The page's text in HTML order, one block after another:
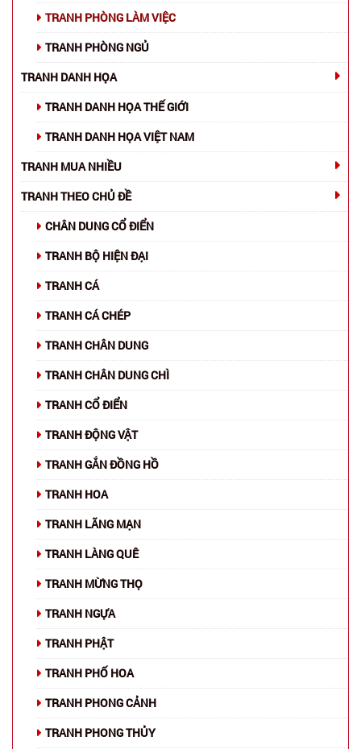
TRANH PHÒNG LÀM VIỆC
TRANH PHÒNG NGỦ
TRANH DANH HỌA
TRANH DANH HỌA THẾ GIỚI
TRANH DANH HỌA VIỆT NAM
TRANH MUA NHIỀU
TRANH THEO CHỦ ĐỀ
CHÂN DUNG CỔ ĐIỂN
TRANH BỘ HIỆN ĐẠI
TRANH CÁ
TRANH CÁ CHÉP
TRANH CHÂN DUNG
TRANH CHÂN DUNG CHÌ
TRANH CỔ ĐIỂN
TRANH ĐỘNG VẬT
TRANH GẮN ĐỒNG HỒ
TRANH HOA
TRANH LÃNG MẠN
TRANH LÀNG QUÊ
TRANH MỪNG THỌ
TRANH NGỰA
TRANH PHẬT
TRANH PHỐ HOA
TRANH PHONG CẢNH
TRANH PHONG THỦY